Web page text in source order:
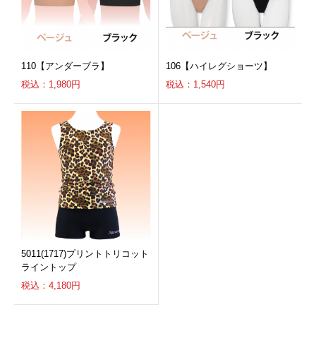
110【アンダーブラ】
税込：1,980円
106【ハイレグショーツ】
税込：1,540円
5011(1717)プリントトリコット
ライントップ
税込：4,180円